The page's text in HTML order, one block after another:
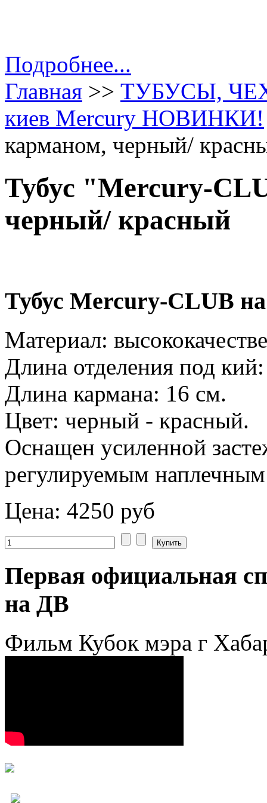
Подробнее...
Главная >> ТУБУСЫ,
киев Mercury НОВИНКИ!
карманом, черный/
Тубус "Mercury-
черный/ красный
Тубус Mercury-CLUB
Материал:
Длина отделения под
Длина кармана: 16 см.
Цвет: черный - красный.
Оснащен усиленной
регулируемым
Цена: 4250 руб
Первая официальная
на ДВ
Фильм Кубок мэра г